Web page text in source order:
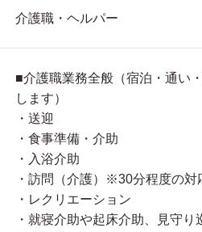
介護職・ヘルパー
■介護職業務全般（宿泊・通い
します）
・送迎
・食事準備・介助
・入浴介助
・訪問（介護）※30分程度の対
・レクリエーション
・就寝介助や起床介助、見守り